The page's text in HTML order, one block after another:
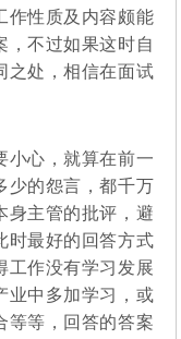
作性质及内容颇能
，不过如果这时自
之处，相信在面试
小心，就算在前一
少的怨言，都千万
身主管的批评，避
时最好的回答方式
工作没有学习发展
业中多加学习，或
等等，回答的答案